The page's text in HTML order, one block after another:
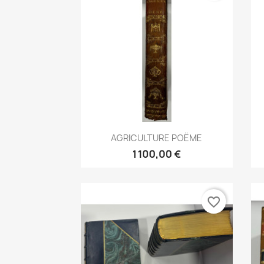
Aperçu rapide
AGRICULTURE POËME
1 100,00 €
favorite_border